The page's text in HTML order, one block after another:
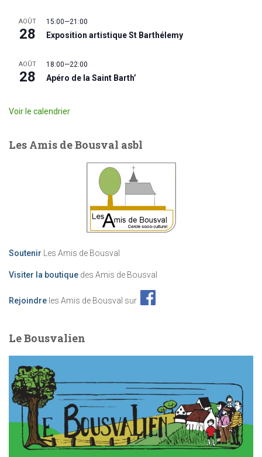
AOÛT
28
15:00—21:00
Exposition artistique St Barthélemy
AOÛT
28
18:00—22:00
Apéro de la Saint Barth’
Voir le calendrier
Les Amis de Bousval asbl
Soutenir Les Amis de Bousval
Visiter la boutique des Amis de Bousval
Rejoindre les Amis de Bousval sur
Le Bousvalien